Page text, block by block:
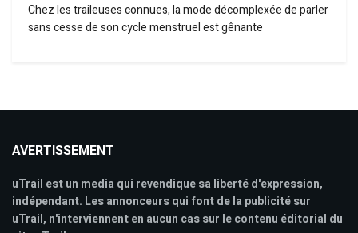
Chez les traileuses connues, la mode décomplexée de parler
sans cesse de son cycle menstruel est gênante
AVERTISSEMENT
uTrail est un media qui revendique sa liberté d'expression,
indépendant. Les annonceurs qui font de la publicité sur
uTrail, n'interviennent en aucun cas sur le contenu éditorial du